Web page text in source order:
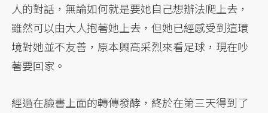
人的對話，無論如何就是要她自己想辦法爬上去，
雖然可以由大人抱著她上去，但她已經感受到這環
境對她並不友善，原本興高采烈來看足球，現在吵
著要回家。
經過在臉書上面的轉傳發酵，終於在第三天得到了